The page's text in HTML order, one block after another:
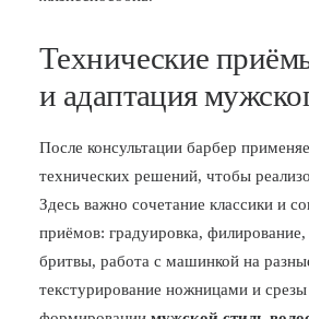
Технические
и адаптация
После консультации барбер
технических решений, чтобы
Здесь важно сочетание классики и
приёмов: градуировка, филирование,
бритвы, работа с машинкой на
текстурирование ножницами и